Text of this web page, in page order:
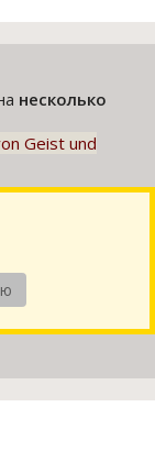
несколько
Geist und